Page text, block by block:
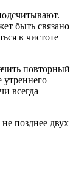
быть связано
в чистоте
повторный
утреннего
всегда
позднее двух